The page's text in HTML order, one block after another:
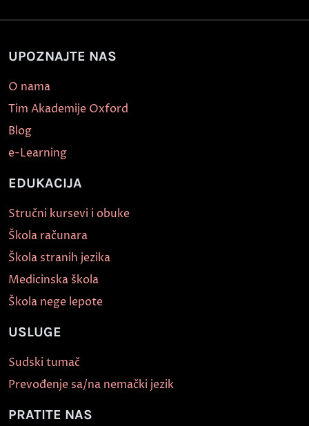
UPOZNAJTE NAS
O nama
Tim Akademije Oxford
Blog
e-Learning
EDUKACIJA
Stručni kursevi i obuke
Škola računara
Škola stranih jezika
Medicinska škola
Škola nege lepote
USLUGE
Sudski tumač
Prevođenje sa/na nemački jezik
PRATITE NAS